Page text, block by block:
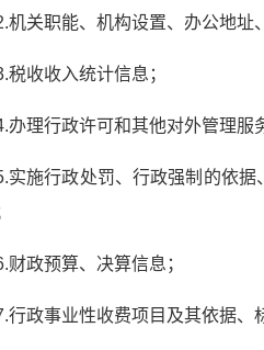
机关职能、机构设置、办公地址
税收收入统计信息；
办理行政许可和其他对外管理服
实施行政处罚、行政强制的依
财政预算、决算信息；
行政事业性收费项目及其依据、